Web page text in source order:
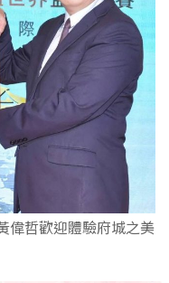
哲歡迎體驗府城之美